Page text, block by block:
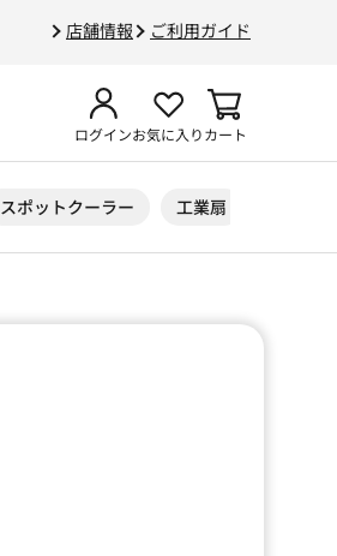
店舗情報 ご利用ガイド
ログインお気に入りカート
スポットクーラー 工業扇